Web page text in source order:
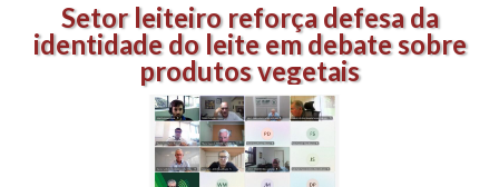
Setor leiteiro reforça defesa da
identidade do leite em debate sobre
produtos vegetais